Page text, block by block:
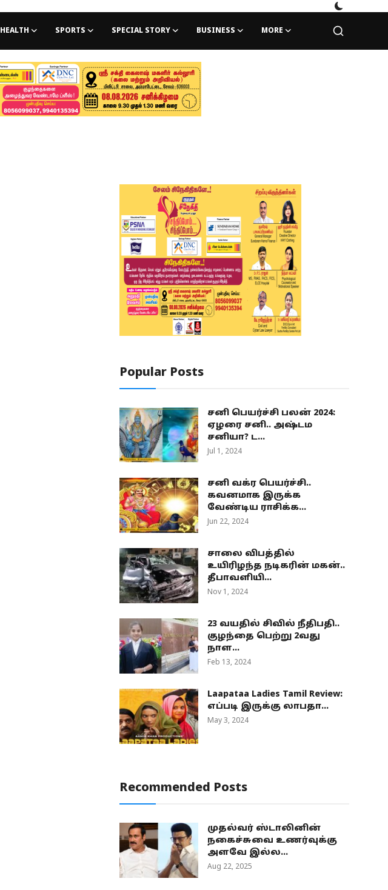
HEALTH SPORTS SPECIAL STORY BUSINESS MORE
Popular Posts
சனி பெயர்ச்சி பலன் 2024:
ஏழரை சனி.. அஷ்டம
சனியா? ட...
Jul 1, 2024
சனி வக்ர பெயர்ச்சி..
கவனமாக இருக்க
வேண்டிய ராசிக்க...
Jun 22, 2024
சாலை விபத்தில்
உயிரிழந்த நடிகரின் மகன்..
தீபாவளியி...
Nov 1, 2024
23 வயதில் சிவில் நீதிபதி..
குழந்தை பெற்று 2வது
நாள...
Feb 13, 2024
Laapataa Ladies Tamil Review:
எப்படி இருக்கு லாபதா...
May 3, 2024
Recommended Posts
முதல்வர் ஸ்டாலினின்
நகைச்சுவை உணர்வுக்கு
அளவே இல்ல...
Aug 22, 2025